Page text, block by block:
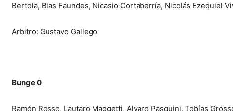
Bertola, Blas Faundes, Nicasio Cortaberría, Nicolás Ezequiel
Arbitro: Gustavo Gallego
Bunge 0
Ramón Rosso, Lautaro Maggetti, Alvaro Pasquini, Tobías